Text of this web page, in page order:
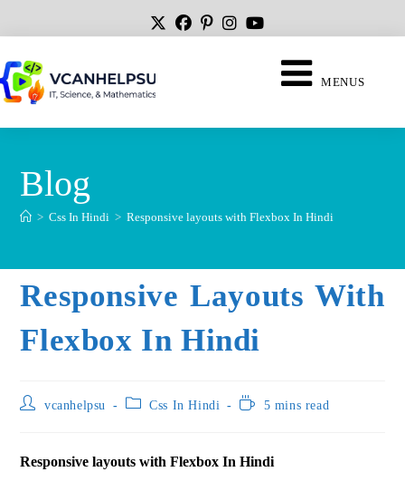
MENUS
Blog
> Css In Hindi > Responsive layouts with Flexbox In Hindi
Responsive Layouts With
Flexbox In Hindi
vcanhelpsu Css In Hindi 5 mins read
Responsive layouts with Flexbox In Hindi